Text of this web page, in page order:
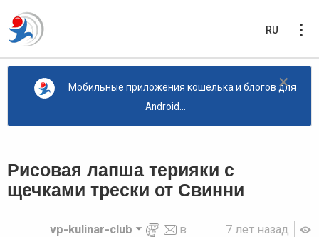
RU
×
Мобильные приложения кошелька и блогов для
Android...
Рисовая лапша терияки с
щечками трески от Свинни
7 лет назад
vp-kulinar-club
в